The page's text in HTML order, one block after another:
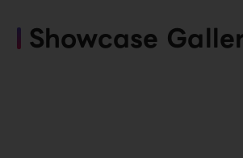
Showcase